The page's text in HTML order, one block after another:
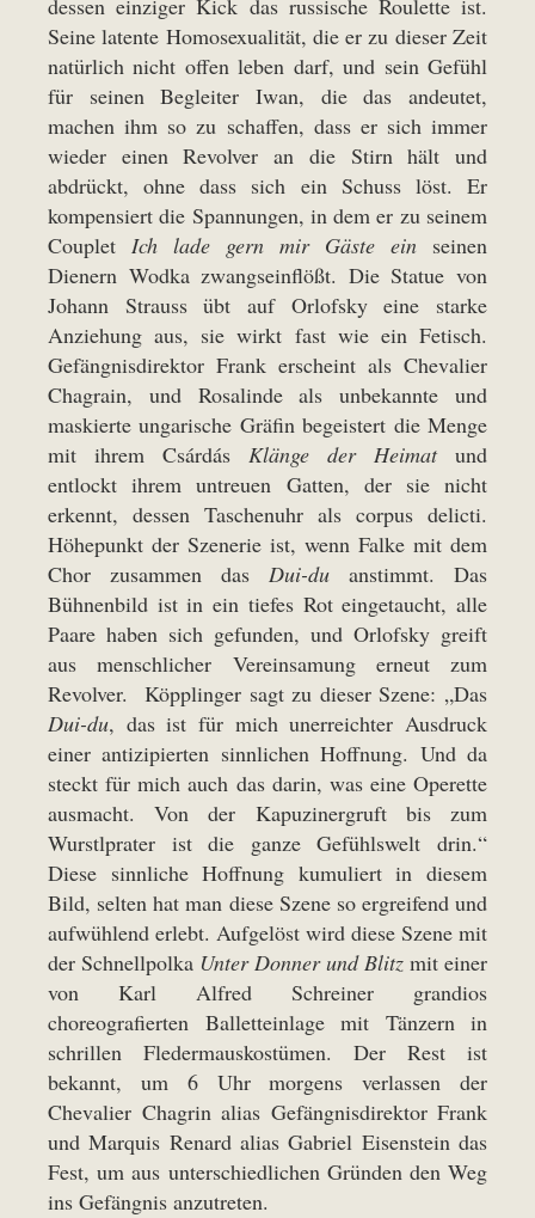
dessen einziger Kick das russische Roulette ist.
Seine latente Homosexualität, die er zu dieser Zeit
natürlich nicht offen leben darf, und sein Gefühl
für seinen Begleiter Iwan, die das andeutet,
machen ihm so zu schaffen, dass er sich immer
wieder einen Revolver an die Stirn hält und
abdrückt, ohne dass sich ein Schuss löst. Er
kompensiert die Spannungen, in dem er zu seinem
Couplet Ich lade gern mir Gäste ein seinen
Dienern Wodka zwangseinflößt. Die Statue von
Johann Strauss übt auf Orlofsky eine starke
Anziehung aus, sie wirkt fast wie ein Fetisch.
Gefängnisdirektor Frank erscheint als Chevalier
Chagrain, und Rosalinde als unbekannte und
maskierte ungarische Gräfin begeistert die Menge
mit ihrem Csárdás Klänge der Heimatund
entlockt ihrem untreuen Gatten, der sie nicht
erkennt, dessen Taschenuhr als corpus delicti.
Höhepunkt der Szenerie ist, wenn Falke mit dem
Chor zusammen das Dui-du anstimmt. Das
Bühnenbild ist in ein tiefes Rot eingetaucht, alle
Paare haben sich gefunden, und Orlofsky greift
aus menschlicher Vereinsamung erneut zum
Revolver. Köpplinger sagt zu dieser Szene: „Das
Dui-du, das ist für mich unerreichter Ausdruck
einer antizipierten sinnlichen Hoffnung. Und da
steckt für mich auch das darin, was eine Operette
ausmacht. Von der Kapuzinergruft bis zum
Wurstlprater ist die ganze Gefühlswelt drin.“
Diese sinnliche Hoffnung kumuliert in diesem
Bild, selten hat man diese Szene so ergreifend und
aufwühlend erlebt. Aufgelöst wird diese Szene mit
der Schnellpolka Unter Donner und Blitz mit einer
von Karl Alfred Schreiner grandios
choreografierten Balletteinlage mit Tänzern in
schrillen Fledermauskostümen. Der Rest ist
bekannt, um 6 Uhr morgens verlassen der
Chevalier Chagrin alias Gefängnisdirektor Frank
und Marquis Renard alias Gabriel Eisenstein das
Fest, um aus unterschiedlichen Gründen den Weg
ins Gefängnis anzutreten.